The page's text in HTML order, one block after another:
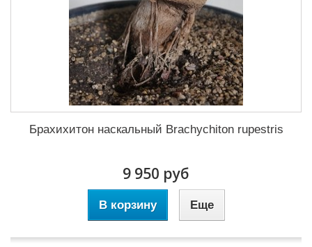
Брахихитон наскальный Brachychiton rupestris
9 950 руб
В корзину Еще